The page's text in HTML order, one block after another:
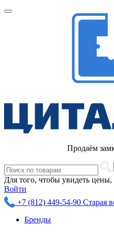
Продаём
Для того, чтобы увидеть
Войти
+7 (812) 449-54-90 Старая
Бренды